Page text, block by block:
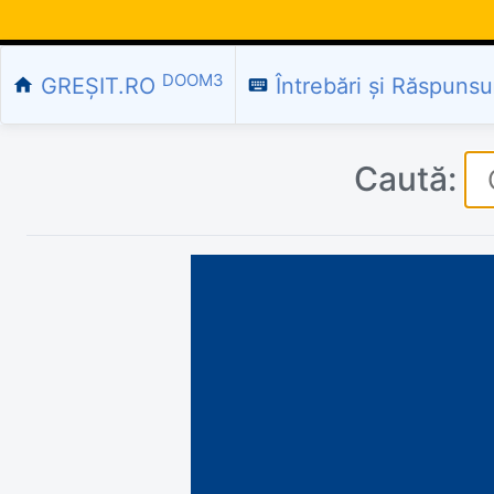
home GREȘIT.RO DOOM3 keyboard Întrebări și
Caută: